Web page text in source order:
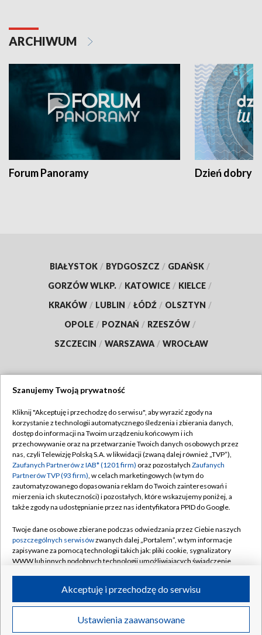
ARCHIWUM
Forum Panoramy Dzień dobry
BIAŁYSTOK / BYDGOSZCZ / GDAŃSK /
GORZÓW WLKP. / KATOWICE / KIELCE /
KRAKÓW / LUBLIN / ŁÓDŹ / OLSZTYN /
OPOLE / POZNAŃ / RZESZÓW /
SZCZECIN / WARSZAWA / WROCŁAW
TVP
Abonament TVP
Emisja w TVP
Centrum informacji TVP
Naziemna Telewizja Cyfrowa
Rada Programowa
System NOS
Informacje o nadawcy
Program dla prasy
Ogłoszenie przetargowe
Regulamin TVP
Polityka prywatności
Moje zgody
Pomoc
Kontakt
Kanały
©2026 Telewizja Polska S.A. w likwidacji
Szanujemy Twoją prywatność
Kliknij "Akceptuję i przechodzę do serwisu", aby wyrazić zgody na
korzystanie z technologii automatycznego śledzenia i zbierania danych,
dostęp do informacji na Twoim urządzeniu końcowym i ich
przechowywanie oraz na przetwarzanie Twoich danych osobowych przez
nas, czyli Telewizję Polską S.A. w likwidacji (zwaną dalej również „TVP”),
Zaufanych Partnerów z IAB* (1201 firm) oraz pozostałych Zaufanych
Partnerów TVP (93 firm), w celach marketingowych (w tym do
zautomatyzowanego dopasowania reklam do Twoich zainteresowań i
mierzenia ich skuteczności) i pozostałych, które wskazujemy poniżej, a
także zgody na udostępnianie przez nas identyfikatora PPID do Google.
Twoje dane osobowe zbierane podczas odwiedzania przez Ciebie naszych
poszczególnych serwisówzwanych dalej „Portalem”, w tym informacje
zapisywane za pomocą technologii takich jak: pliki cookie, sygnalizatory
WWW lub innych podobnych technologii umożliwiających świadczenie
ruchu w Internecie.
Twoje dane osobowe zbierane podczas odwiedzania przez Ciebie
poszczególnych serwisówna Portalu, takie jak adresy IP, identyfikatory
Ustawienia zaawansowane
Akceptuję i przechodzę do serwisu